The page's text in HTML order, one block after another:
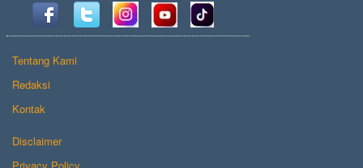
Tentang Kami
Redaksi
Kontak
Disclaimer